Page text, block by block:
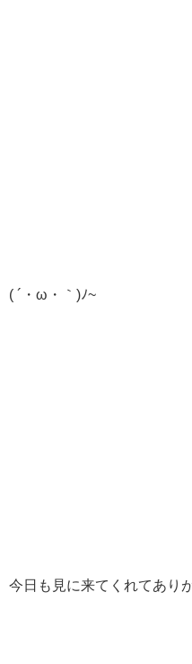
( ´・ω・｀)ﾉ~
今日も見に来てくれてあり